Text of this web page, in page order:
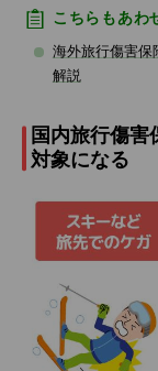
こちらもあわ
海外旅行傷害保
解説
国内旅行傷害
対象になる